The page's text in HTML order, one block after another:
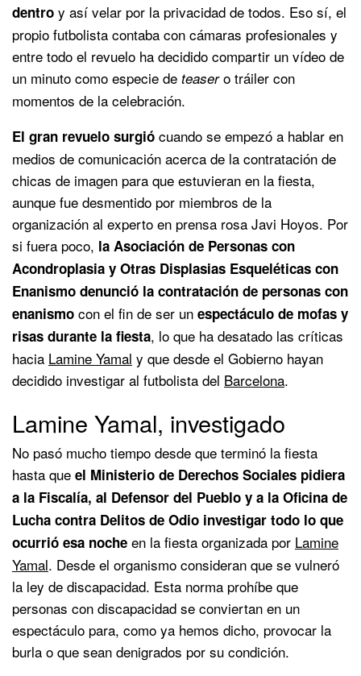
dentro y así velar por la privacidad de todos. Eso sí, el
propio futbolista contaba con cámaras profesionales y
entre todo el revuelo ha decidido compartir un vídeo de
un minuto como especie de teasero tráiler con
momentos de la celebración.
El gran revuelo surgió cuando se empezó a hablar en
medios de comunicación acerca de la contratación de
chicas de imagen para que estuvieran en la fiesta,
aunque fue desmentido por miembros de la
organización al experto en prensa rosa Javi Hoyos. Por
si fuera poco, la Asociación de Personas con
Acondroplasia y Otras Displasias Esqueléticas con
Enanismo denunció la contratación de personas con
enanismo con el fin de ser un espectáculo de mofas y
risas durante la fiesta, lo que ha desatado las críticas
hacia Lamine Yamal y que desde el Gobierno hayan
decidido investigar al futbolista del Barcelona.
Lamine Yamal, investigado
No pasó mucho tiempo desde que terminó la fiesta
hasta que el Ministerio de Derechos Sociales pidiera
a la Fiscalía, al Defensor del Pueblo y a la Oficina de
Lucha contra Delitos de Odio investigar todo lo que
ocurrió esa noche en la fiesta organizada por Lamine
Yamal. Desde el organismo consideran que se vulneró
la ley de discapacidad. Esta norma prohíbe que
personas con discapacidad se conviertan en un
espectáculo para, como ya hemos dicho, provocar la
burla o que sean denigrados por su condición.